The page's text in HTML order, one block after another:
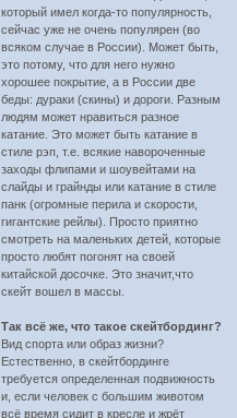
который имел когда-то популярность,
сейчас уже не очень популярен (во
всяком случае в России). Может быть,
это потому, что для него нужно
хорошее покрытие, а в России две
беды: дураки (скины) и дороги. Разным
людям может нравиться разное
катание. Это может быть катание в
стиле рэп, т.е. всякие навороченные
заходы флипами и шоувейтами на
слайды и грайнды или катание в стиле
панк (огромные перила и скорости,
гигантские рейлы). Просто приятно
смотреть на маленьких детей, которые
просто любят погонят на своей
китайской досочке. Это значит,что
скейт вошел в массы.
Так всё же, что такое скейтбординг?
Вид спорта или образ жизни?
Естественно, в скейтбординге
требуется определенная подвижность
и, если человек с большим животом
всё время сидит в кресле и жрёт